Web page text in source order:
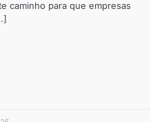
caminho para que empresas